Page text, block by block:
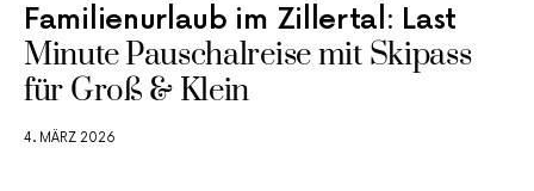
Familienurlaub im Zillertal: Last
Minute Pauschalreise mit Skipass
für Groß & Klein
4. MÄRZ 2026